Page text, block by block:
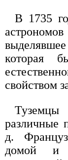
В 1735
которая
свойством
различные
д.
домой и